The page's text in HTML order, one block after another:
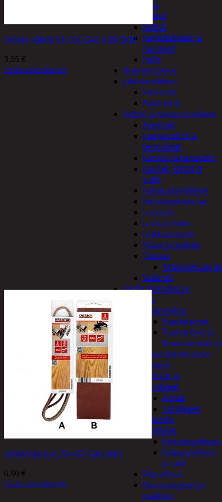
Koti ja sisustus
Huonekalut
Kaapit
Kenkätelineet ja
naulakot
Peilit
Huonetuoksut
Juhlatarvikkeet
Koristelu
Paketointi
Keittiö ja taloustarvikkeet
Aterimet
Juomapullot ja
termokset
Kannut ja kanisterit
Kauhat, lastat ja
sudit
Kattaustarvikkeet
Kertakäyttöastiat
Lautaset
Lasit ja mukit
Leikkuulaudat
Padat ja kattilat
Tiskaus
Säilöntä
Kodin lämmitys ja
tuuletus
Ilmanvaihto
Suodattimet
Tuulettimet ja
Kaasulämmittimet
Patterit
Tulisijat ja
tarvikkeet
Arinat
Tarvikkeet
Kodintekstiilit
Pyyhkeet
Keittiöpyyhkeet
Kylpypyyhkeet
ja takit
Pöytäliinat
Sisustustyynyt ja
päälliset
HIOMA-ARKKI 93×230 G40 A 8R 5KPL
3,95 €
Lisää ostoskoriin
HIOMANAUHA 75×457 G80 3KPL
6,90 €
Lisää ostoskoriin